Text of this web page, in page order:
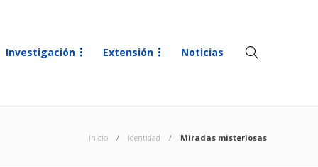
Investigación Extensión Noticias
Inicio Identidad Miradas misteriosas